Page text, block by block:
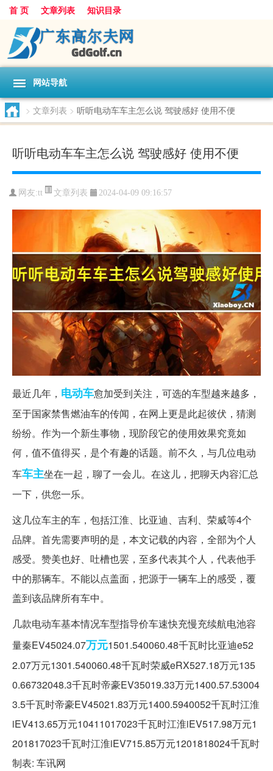
首 页 文章列表 知识目录
网站导航
> 文章列表 > 听听电动车车主怎么说 驾驶感好 使用不便
听听电动车车主怎么说 驾驶感好 使用不便
网友:tt 文章列表 2024-04-09 09:16:57
最近几年， 电动车愈加受到关注，可选的车型越来越多，
至于国家禁售燃油车的传闻，在网上更是此起彼伏，猜测
纷纷。作为一个新生事物，现阶段它的使用效果究竟如
何，值不值得买，是个有趣的话题。前不久，与几位电动
车车主坐在一起，聊了一会儿。在这儿，把聊天内容汇总
一下，供您一乐。
这几位车主的车，包括江淮、比亚迪、吉利、荣威等4个
品牌。首先需要声明的是，本文记载的内容，全部为个人
感受。赞美也好、吐槽也罢，至多代表其个人，代表他手
中的那辆车。不能以点盖面，把源于一辆车上的感受，覆
盖到该品牌所有车中。
几款电动车基本情况车型指导价车速快充慢充续航电池容
量秦EV45024.07万元1501.540060.48千瓦时比亚迪e52
2.07万元1301.540060.48千瓦时荣威eRX527.18万元135
0.66732048.3千瓦时帝豪EV35019.33万元1400.57.53004
3.5千瓦时帝豪EV45021.83万元1400.5940052千瓦时江淮
iEV413.65万元10411017023千瓦时江淮iEV517.98万元1
201817023千瓦时江淮iEV715.85万元1201818024千瓦时
制表: 车讯网